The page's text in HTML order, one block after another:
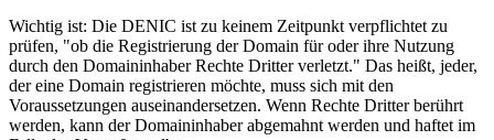
Wichtig ist: Die DENIC ist zu keinem Zeitpunkt verpflichtet zu
prüfen, "ob die Registrierung der Domain für oder ihre Nutzung
durch den Domaininhaber Rechte Dritter verletzt." Das heißt, jeder,
der eine Domain registrieren möchte, muss sich mit den
Voraussetzungen auseinandersetzen. Wenn Rechte Dritter berührt
werden, kann der Domaininhaber abgemahnt werden und haftet im